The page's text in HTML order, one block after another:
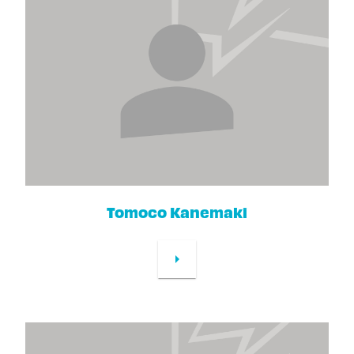
Tomoco Kanemaki
arrow_right